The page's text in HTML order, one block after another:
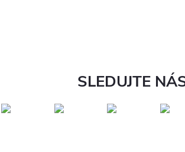
SLEDUJTE